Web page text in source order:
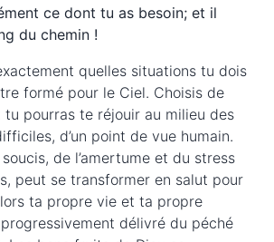
ce dont tu as besoin; et il
du chemin !
quelles situations tu dois
formé pour le Ciel. Choisis de
pourras te réjouir au milieu des
d’un point de vue humain.
de l’amertume et du stress
peut se transformer en salut pour
ta propre vie et ta propre
délivré du péché